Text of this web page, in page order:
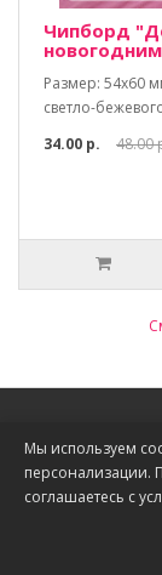
Чипборд
Размер: 54х60
светло-
34.00 р.
48.00
Информация
О нас
Доставка, оплата,
Политика
Мы используем
персонализации.
соглашаетесь с